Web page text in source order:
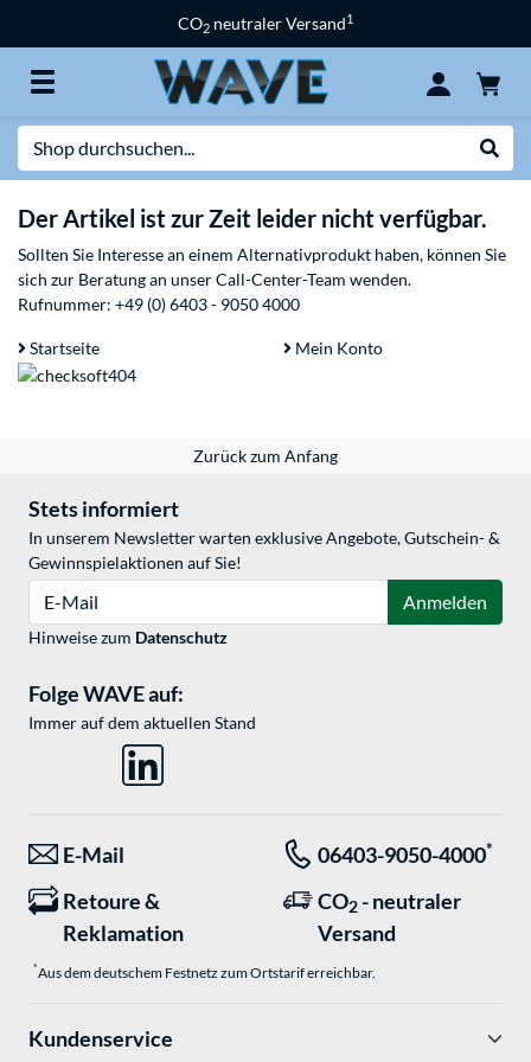
CO2 neutraler Versand1
Der Artikel ist zur Zeit leider nicht verfügbar.
Sollten Sie Interesse an einem Alternativprodukt haben, können Sie
sich zur Beratung an unser Call-Center-Team wenden.
Rufnummer: +49 (0) 6403 - 9050 4000
Startseite Mein Konto
Zurück zum Anfang
Stets informiert
In unserem Newsletter warten exklusive Angebote, Gutschein- &
Gewinnspielaktionen auf Sie!
Anmelden
Hinweise zum Datenschutz
Folge WAVE auf:
Immer auf dem aktuellen Stand
E-Mail 06403-9050-4000*
Retoure &
Reklamation
CO2 - neutraler
Versand
*Aus dem deutschem Festnetz zum Ortstarif erreichbar.
Kundenservice